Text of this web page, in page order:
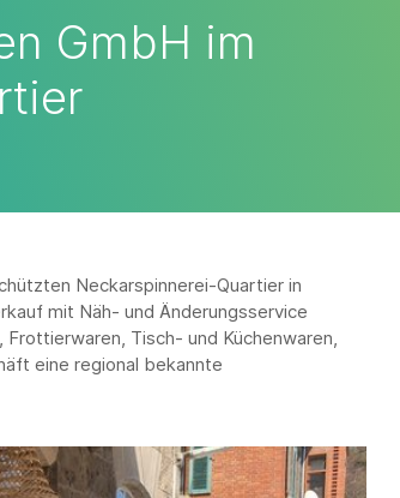
GmbH im
Neckarspinnerei-Quartier in
mit Näh- und Änderungsservice
Tisch- und Küchenwaren,
eine regional bekannte